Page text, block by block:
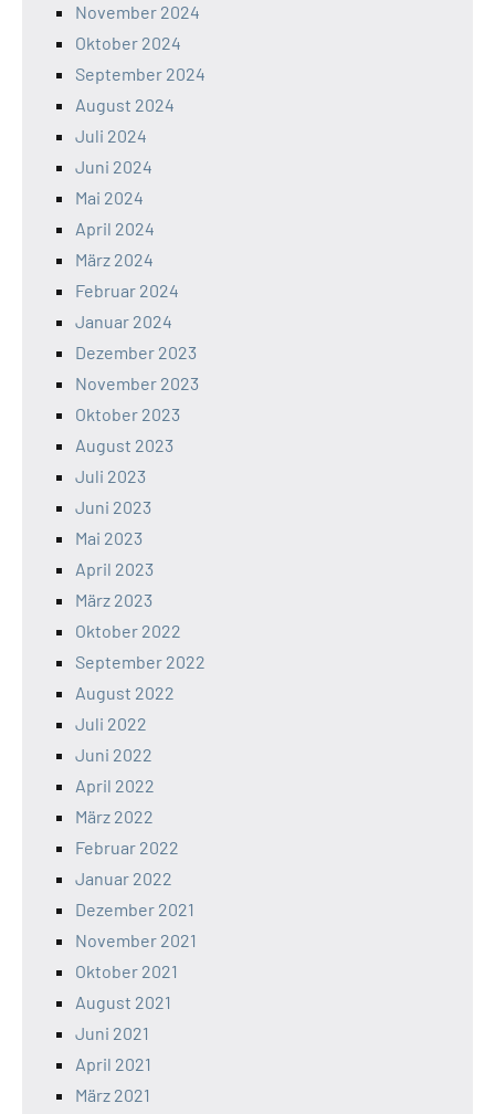
November 2024
Oktober 2024
September 2024
August 2024
Juli 2024
Juni 2024
Mai 2024
April 2024
März 2024
Februar 2024
Januar 2024
Dezember 2023
November 2023
Oktober 2023
August 2023
Juli 2023
Juni 2023
Mai 2023
April 2023
März 2023
Oktober 2022
September 2022
August 2022
Juli 2022
Juni 2022
April 2022
März 2022
Februar 2022
Januar 2022
Dezember 2021
November 2021
Oktober 2021
August 2021
Juni 2021
April 2021
März 2021